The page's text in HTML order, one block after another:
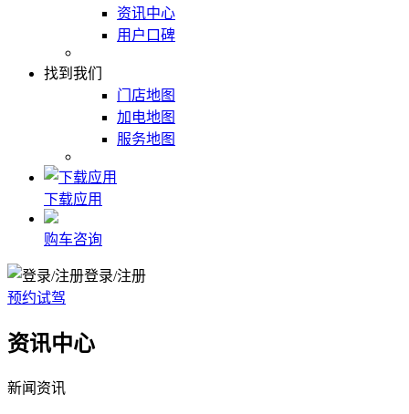
资讯中心
用户口碑
找到我们
门店地图
加电地图
服务地图
下载应用
购车咨询
登录/注册
预约试驾
资讯中心
新闻资讯